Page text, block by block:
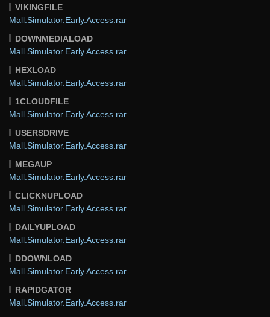
VIKINGFILE
Mall.Simulator.Early.Access.rar
DOWNMEDIALOAD
Mall.Simulator.Early.Access.rar
HEXLOAD
Mall.Simulator.Early.Access.rar
1CLOUDFILE
Mall.Simulator.Early.Access.rar
USERSDRIVE
Mall.Simulator.Early.Access.rar
MEGAUP
Mall.Simulator.Early.Access.rar
CLICKNUPLOAD
Mall.Simulator.Early.Access.rar
DAILYUPLOAD
Mall.Simulator.Early.Access.rar
DDOWNLOAD
Mall.Simulator.Early.Access.rar
RAPIDGATOR
Mall.Simulator.Early.Access.rar